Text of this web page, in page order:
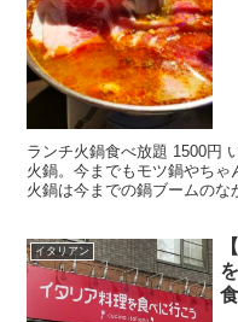
ランチ火鍋食べ放題 1500円
火鍋。今までもモツ鍋やちゃ
火鍋は今までの鍋ブームのな
イタリアン